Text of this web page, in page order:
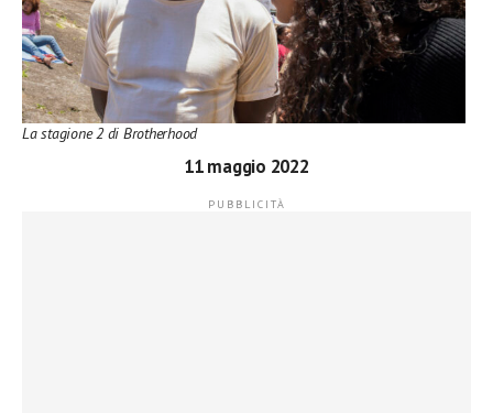
La stagione 2 di Brotherhood
11 maggio 2022